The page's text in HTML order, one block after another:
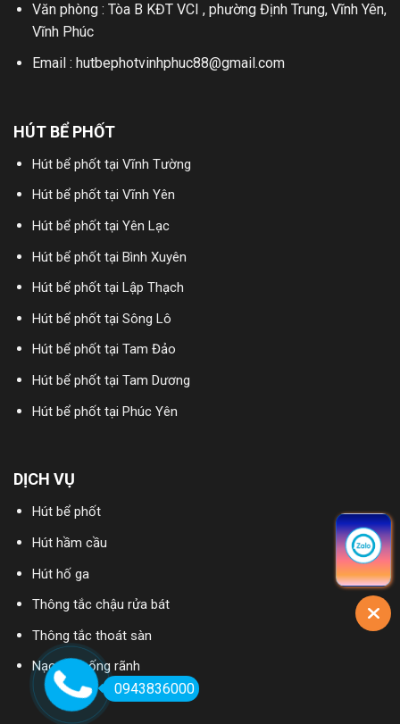
Văn phòng : Tòa B KĐT VCI , phường Định Trung, Vĩnh Yên,
Vĩnh Phúc
Email : hutbephotvinhphuc88@gmail.com
HÚT BỂ PHỐT
Hút bể phốt tại Vĩnh Tường
Hút bể phốt tại Vĩnh Yên
Hút bể phốt tại Yên Lạc
Hút bể phốt tại Bình Xuyên
Hút bể phốt tại Lập Thạch
Hút bể phốt tại Sông Lô
Hút bể phốt tại Tam Đảo
Hút bể phốt tại Tam Dương
Hút bể phốt tại Phúc Yên
DỊCH VỤ
Hút bể phốt
Hút hầm cầu
Hút hố ga
Thông tắc chậu rửa bát
Thông tắc thoát sàn
Nạo vét cống rãnh
0943836000